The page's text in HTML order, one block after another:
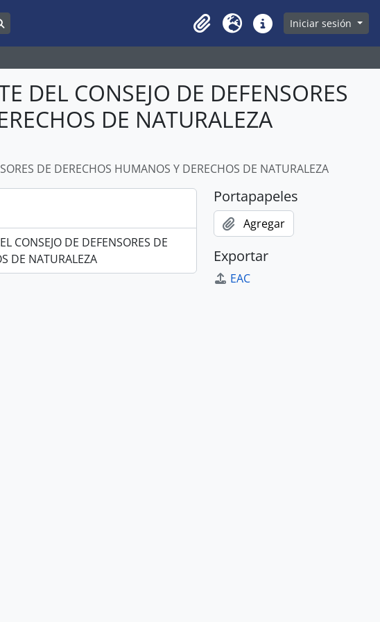
Clipboard
Idioma Enlaces rápidos
Iniciar sesión
DEL CONSEJO DE DEFENSORES
DE NATURALEZA
DE DERECHOS HUMANOS Y DERECHOS DE NATURALEZA
CONSEJO DE DEFENSORES DE
DE NATURALEZA
Portapapeles
Agregar
Exportar
EAC